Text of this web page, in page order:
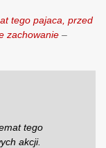
tego pajaca, przed
zachowanie –
tego
akcji.